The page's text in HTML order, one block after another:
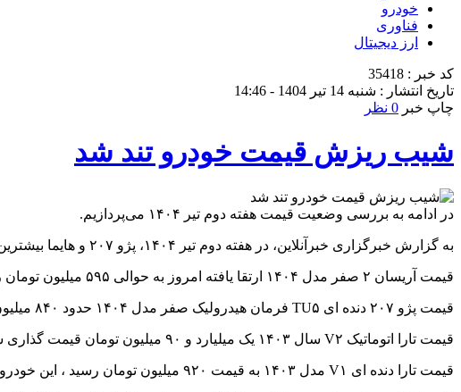
خودرو
فناوری
ارز دیجیتال
کد خبر : 35418
تاریخ انتشار : شنبه 14 تیر 1404 - 14:46
چاپ خبر 0 نظر
شیب ریزش قیمت خودرو تند شد
در ادامه به بررسی وضعیت قیمت هفته دوم تیر ۱۴۰۴ می‌پردازیم.
به گزارش خبرگزاری خبرآنلاین، در هفته دوم تیر ۱۴۰۴، پژو ۲۰۷ و هایما بیشترین کاهش قیمت را نسبت به ابتدای هفته داشته اند.
قیمت آریسان ۲ صفر مدل ۱۴۰۴ ارتقا یافته امروز به حوالی ۵۹۵ میلیون تومان رسیده است. این خودرو نسبت به ابتدای هفته کاهش یا افزایش قیمت نداشته است.
قیمت پژو ۲۰۷ دنده ای TU۵ فرمان هیدرولیک صفر مدل ۱۴۰۴ حدود ۸۴۰ میلیون تومان شده است. قیمت این خودرو نسبت به معاملات ابتدای هفته ۱۰ میلیون ارزان تر شده است.
قیمت تارا اتوماتیک V۲ سال ۱۴۰۳ یک میلیارد و ۹۰ میلیون تومان قیمت گذاری شده که نسبت به معاملات ابتدای هفته تغییر قیمت نداشته است.
قیمت تارا دنده ای V۱ مدل ۱۴۰۳ به قیمت ۹۲۰ میلیون تومان رسید ، این خودرو در معاملات امروز خود نسبت به ابتدای هفته بدون تغییر مانده است.